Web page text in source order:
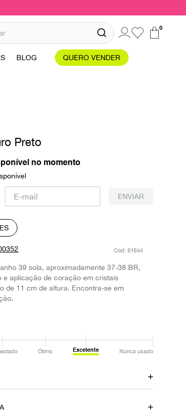
0
BLOG QUERO VENDER
Preto
no momento
ENVIAR
: 61644
39 sola, aproximadamente 37-38 BR,
aplicação de coração em cristais
de 11 cm de altura. Encontra-se em
Ótimo Excelente Nunca usado